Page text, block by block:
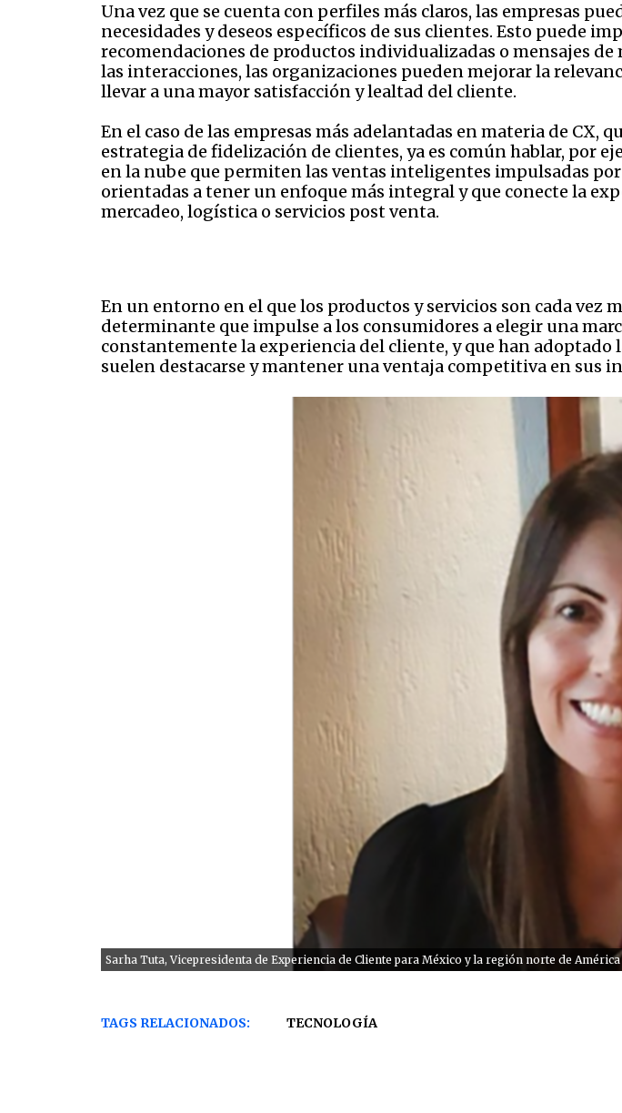
Una vez que se cuenta con perfiles más claros, las empresas
necesidades y deseos específicos de sus clientes. Esto puede
recomendaciones de productos individualizadas o mensajes
las interacciones, las organizaciones pueden mejorar la
llevar a una mayor satisfacción y lealtad del cliente.
En el caso de las empresas más adelantadas en materia de
estrategia de fidelización de clientes, ya es común hablar, por
en la nube que permiten las ventas inteligentes impulsadas
orientadas a tener un enfoque más integral y que conecte la
mercadeo, logística o servicios post venta.
En un entorno en el que los productos y servicios son cada vez
determinante que impulse a los consumidores a elegir una
constantemente la experiencia del cliente, y que han adoptado
suelen destacarse y mantener una ventaja competitiva en sus
Sarha Tuta, Vicepresidenta de Experiencia de Cliente para México y la región norte de América
TAGS RELACIONADOS: TECNOLOGÍA